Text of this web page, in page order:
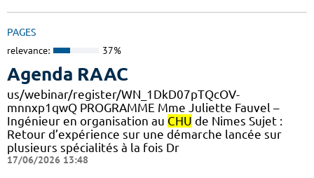
PAGES
relevance: 37%
Agenda RAAC
us/webinar/register/WN_1DkD07pTQcOV-
mnnxp1qwQ PROGRAMME Mme Juliette Fauvel –
Ingénieur en organisation au CHU de Nimes Sujet :
Retour d’expérience sur une démarche lancée sur
plusieurs spécialités à la fois Dr
17/06/2026 13:48